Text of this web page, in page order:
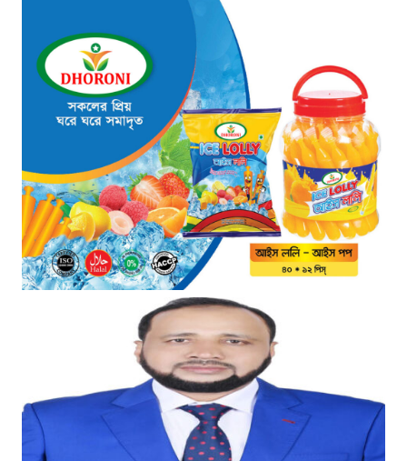
গ্রিসের উপকূলে ১৬৮ অভিবাসী উদ্ধার:
ভেতরে ৭২ বাংলাদেশি
৫ ঘণ্টা আগে
“১/১১-তে তারেক রহমানকে আয়নাঘরে
বন্দি রাখা হয়: চিফ প্রসিকিউটর”
৫ ঘণ্টা আগে
ডিজিএফআইয়ের ‘আয়নাঘর’ পরিদর্শনে
আন্তর্জাতিক অপরাধ ট্রাইব্যুনালের
বিচারক দল
৬ ঘণ্টা আগে
জুলাই জাদুঘরে দলীয় ইতিহাসের ঠাঁই
হবে না: নাহিদ ইসলাম
৬ ঘণ্টা আগে
ড্যাবের বর্ণাঢ্য চিকিৎসক সমাবেশে
প্রধান অতিথি হিসেবে যোগ দিলেন
প্রধানমন্ত্রী তারেক রহমান
৭ ঘণ্টা আগে
ঢাকা-ময়মনসিংহ রেলপথে বগি